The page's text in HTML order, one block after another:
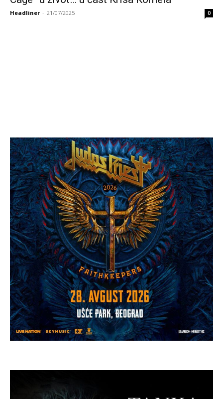
Headliner - 21/07/2025 0